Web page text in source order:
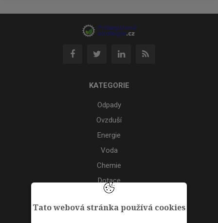
Tato webová stránka používá cookies
KATEGORIE
Odpady
Ovzduší
Energie
Voda
Chemie
Dotace
Akce